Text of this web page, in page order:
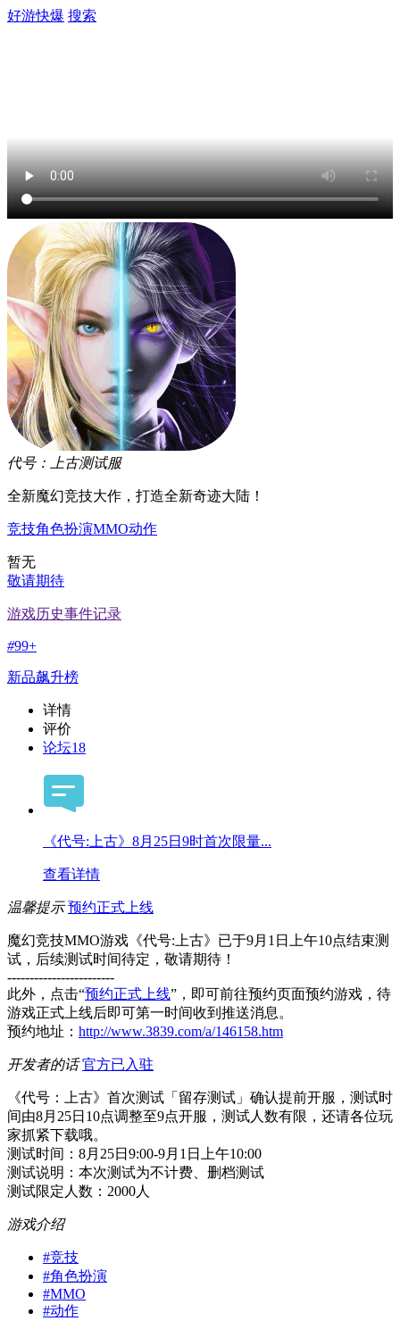
好游快爆 搜索
代号：上古测试服
全新魔幻竞技大作，打造全新奇迹大陆！
竞技角色扮演MMO动作
暂无
敬请期待
游戏历史事件记录
#99+
新品飙升榜
详情
评价
论坛18
《代号:上古》8月25日9时首次限量...
查看详情
温馨提示 预约正式上线
魔幻竞技MMO游戏《代号:上古》已于9月1日上午10点结束测
试，后续测试时间待定，敬请期待！
------------------------
此外，点击“预约正式上线”，即可前往预约页面预约游戏，待
游戏正式上线后即可第一时间收到推送消息。
预约地址： http://www.3839.com/a/146158.htm
开发者的话 官方已入驻
《代号：上古》首次测试「留存测试」确认提前开服，测试时
间由8月25日10点调整至9点开服，测试人数有限，还请各位玩
家抓紧下载哦。
测试时间：8月25日9:00-9月1日上午10:00
测试说明：本次测试为不计费、删档测试
测试限定人数：2000人
游戏介绍
#竞技
#角色扮演
#MMO
#动作